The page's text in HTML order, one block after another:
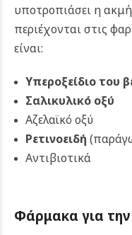
υποτροπιάσει η
περιέχονται στις
είναι:
Υπεροξείδιο του
Σαλικυλικό οξύ
Αζελαϊκό οξύ
Ρετινοειδή
Αντιβιοτικά
Φάρμακα για